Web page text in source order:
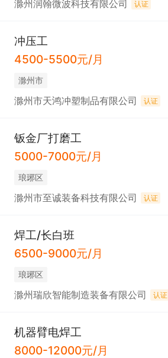
滁州润翰微波科技有限公司 认证
冲压工
4500-5500元/月
滁州市
滁州市天鸿冲塑制品有限公司 认证
钣金厂打磨工
5000-7000元/月
琅琊区
滁州市至诚装备科技有限公司 认证
焊工/长白班
6500-9000元/月
琅琊区
滁州瑞欣智能制造装备有限公司 认证
机器臂电焊工
8000-12000元/月